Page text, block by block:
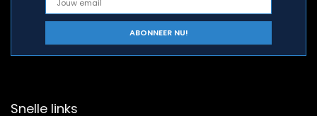
Snelle links